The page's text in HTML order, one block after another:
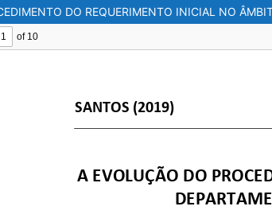
DO REQUERIMENTO INICIAL NO